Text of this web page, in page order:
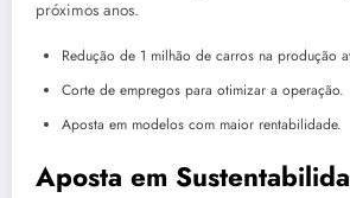
próximos anos.
Redução de 1 milhão de carros na produção
Corte de empregos para otimizar a operação.
Aposta em modelos com maior rentabilidade.
Aposta em